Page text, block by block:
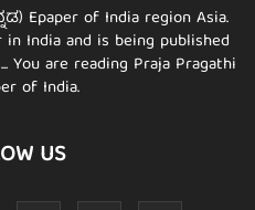
Epaper of India region Asia.
India and is being published
are reading Praja Pragathi
of India.
US